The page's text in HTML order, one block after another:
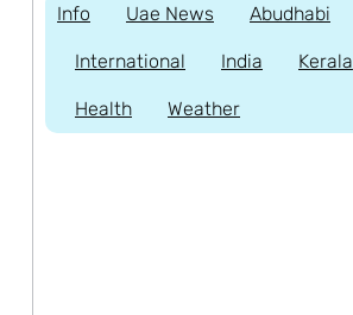
Info Uae News Abudhabi
International India Kerala
Health Weather